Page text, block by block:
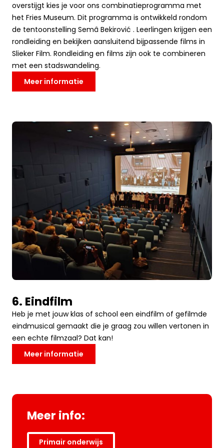
overstijgt kies je voor ons combinatieprogramma met
het Fries Museum. Dit programma is ontwikkeld rondom
de tentoonstelling Semâ Bekirović . Leerlingen krijgen een
rondleiding en bekijken aansluitend bijpassende films in
Slieker Film. Rondleiding en films zijn ook te combineren
met een stadswandeling.
Meer informatie
6. Eindfilm
Heb je met jouw klas of school een eindfilm of gefilmde
eindmusical gemaakt die je graag zou willen vertonen in
een echte filmzaal? Dat kan!
Meer informatie
Meer info:
Primair onderwijs